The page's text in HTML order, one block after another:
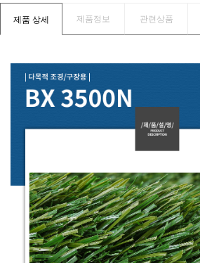
제품 상세 제품정보 관련상품